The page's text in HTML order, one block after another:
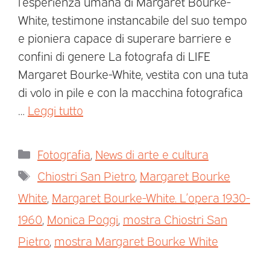
White, testimone instancabile del suo tempo
e pioniera capace di superare barriere e
confini di genere La fotografa di LIFE
Margaret Bourke-White, vestita con una tuta
di volo in pile e con la macchina fotografica
Leggi tutto
Fotografia News di arte e cultura
Chiostri San Pietro Margaret Bourke
White Margaret Bourke-White. L’opera 1930-
1960 Monica Poggi mostra Chiostri San
Pietro mostra Margaret Bourke White